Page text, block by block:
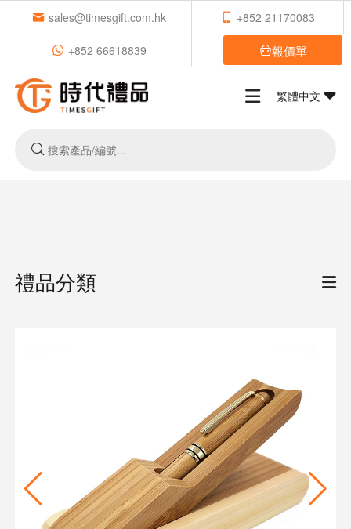
sales@timesgift.com.hk +852 21170083
+852 66618839 報價單
繁體中文
禮品分類